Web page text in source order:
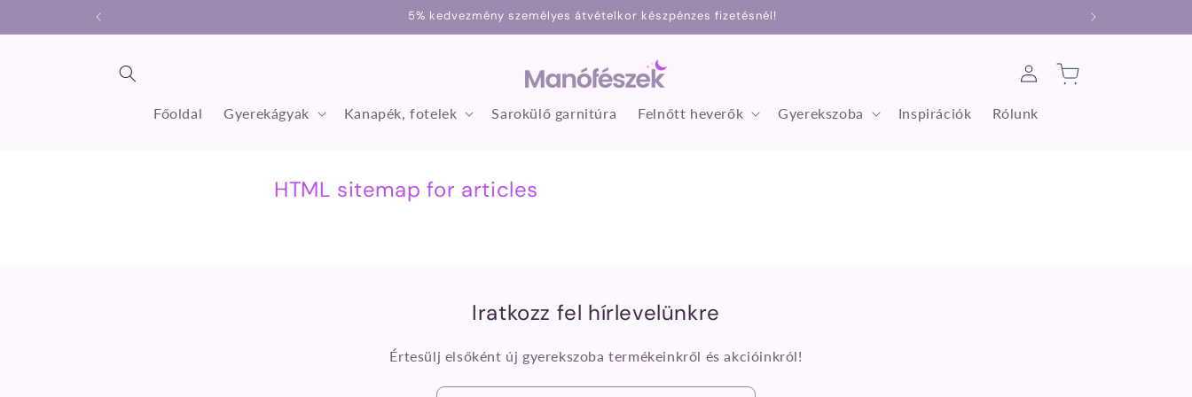
5% kedvezmény személyes átvételkor készpénzes fizetésnél!
Főoldal Gyerekágyak Kanapék, fotelek Sarokülő garnitúra Felnőtt heverők Gyerekszoba Inspirációk Rólunk
Bejelentkezés
Kosár
HTML sitemap for articles
Iratkozz fel hírlevelünkre
Értesülj elsőként új gyerekszoba termékeinkről és akcióinkról!